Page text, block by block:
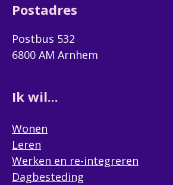
Postadres
Postbus 532
6800 AM Arnhem
Ik wil...
Wonen
Leren
Werken en re-integreren
Dagbesteding